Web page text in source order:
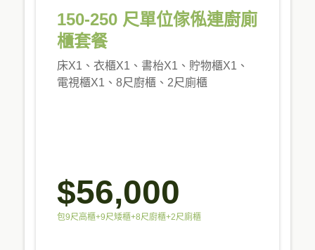
150-250 尺單位傢俬連廚廁
櫃套餐
床X1、衣櫃X1、書枱X1、貯物櫃X1、
電視櫃X1、8尺廚櫃、2尺廁櫃
$56,000
包9尺高櫃+9尺矮櫃+8尺廚櫃+2尺廁櫃